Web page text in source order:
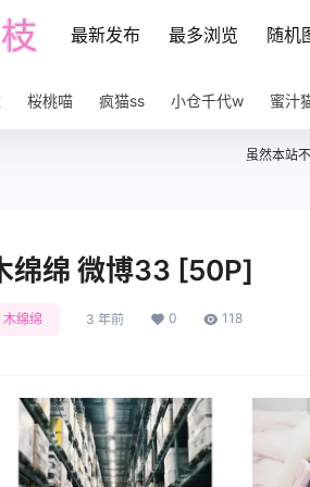
最新发布 最多浏览 随机
桜桃喵 疯猫ss 小仓千代w 蜜汁
虽然本站
绵绵 微博33 [50P]
木绵绵 3 年前 0 118